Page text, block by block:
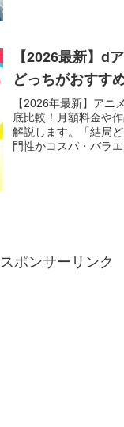
【2026最新】d
どっちがおすす
【2026年最新】アニ
底比較！月額料金や
解説します。「結局
門性かコスパ・バラ
スポンサーリンク